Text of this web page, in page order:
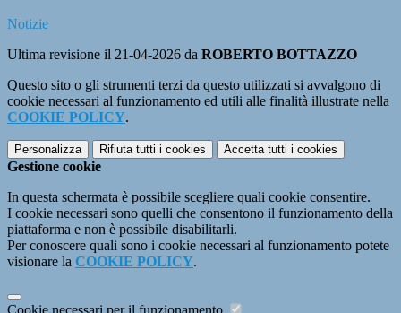
Notizie
Ultima revisione il 21-04-2026 da ROBERTO BOTTAZZO
Questo sito o gli strumenti terzi da questo utilizzati si avvalgono di
cookie necessari al funzionamento ed utili alle finalità illustrate nella
COOKIE POLICY.
Personalizza Rifiuta tutti i cookies Accetta tutti i cookies
Gestione cookie
In questa schermata è possibile scegliere quali cookie consentire.
I cookie necessari sono quelli che consentono il funzionamento della
piattaforma e non è possibile disabilitarli.
Per conoscere quali sono i cookie necessari al funzionamento potete
visionare la COOKIE POLICY.